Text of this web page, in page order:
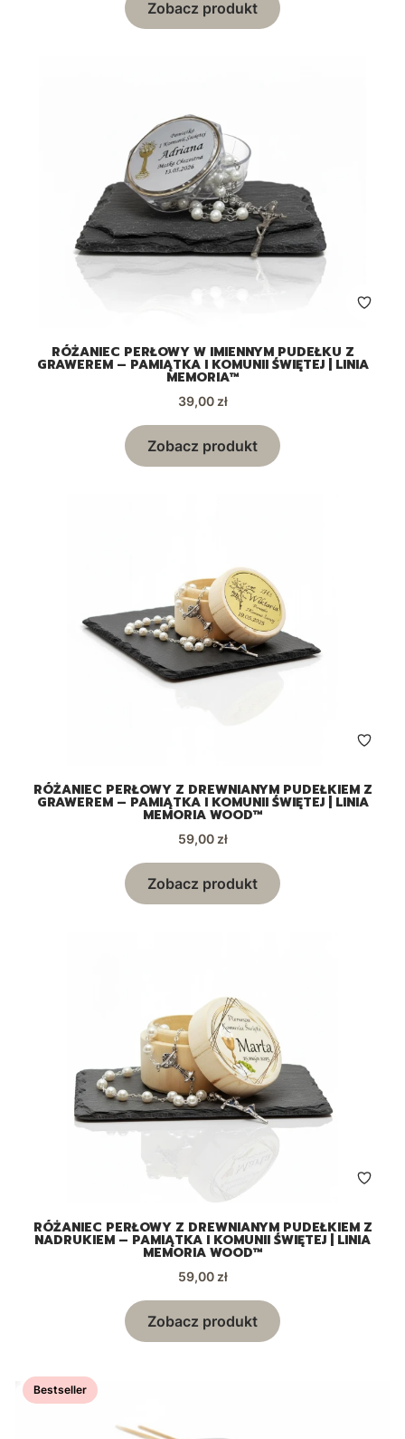
Zobacz produkt
RÓŻANIEC PERŁOWY W IMIENNYM PUDEŁKU Z
GRAWEREM – PAMIĄTKA I KOMUNII ŚWIĘTEJ | LINIA
MEMORIA™
Cena
39,00 zł
Zobacz produkt
RÓŻANIEC PERŁOWY Z DREWNIANYM PUDEŁKIEM Z
GRAWEREM – PAMIĄTKA I KOMUNII ŚWIĘTEJ | LINIA
MEMORIA WOOD™
Cena
59,00 zł
Zobacz produkt
RÓŻANIEC PERŁOWY Z DREWNIANYM PUDEŁKIEM Z
NADRUKIEM – PAMIĄTKA I KOMUNII ŚWIĘTEJ | LINIA
MEMORIA WOOD™
Cena
59,00 zł
Zobacz produkt
Bestseller